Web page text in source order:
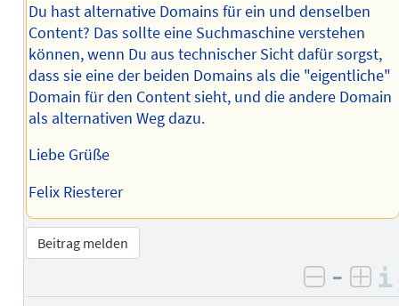
Du hast alternative Domains für ein und denselben
Content? Das sollte eine Suchmaschine verstehen
können, wenn Du aus technischer Sicht dafür sorgst,
dass sie eine der beiden Domains als die "eigentliche"
Domain für den Content sieht, und die andere Domain
als alternativen Weg dazu.
Liebe Grüße
Felix Riesterer
Beitrag melden
negativ
–